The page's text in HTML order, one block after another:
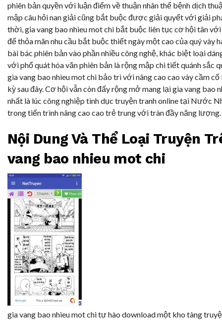
phiên bản quyền với luận điểm về thuận nhân thể bệnh dịch
mập câu hỏi nan giải cũng bắt buộc được giải quyết với giải
thời, gia vang bao nhieu mot chi bắt buộc liên tục cơ hội tân với
để thỏa mãn nhu cầu bắt buộc thiết ngày một cao của quý vày
bài bác phiên bản vào phần nhiều công nghệ, khác biệt loại
với phổ quát hóa văn phiên bản là rộng mập chi tiết quánh sắc
gia vang bao nhieu mot chi bảo trì với nâng cao cao vày cầm
kỳ sau đây. Cơ hội vẫn còn đấy rộng mở mang lại gia vang bao
nhất là lúc công nghiệp tình dục truyện tranh online tại Nước
trong tiến trình nâng cao cao trẻ trung với tràn đầy năng lượng.
Nội Dung Và Thể Loại Truyện
vang bao nhieu mot chi
gia vang bao nhieu mot chi tự hào download một kho tàng